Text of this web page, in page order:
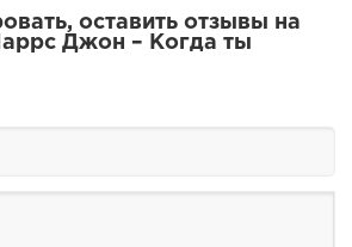
оставить отзывы на
Джон – Когда ты